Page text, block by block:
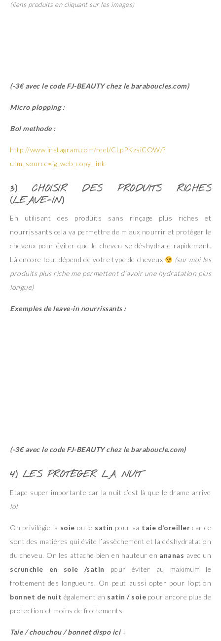
(liens produits en cliquant sur les images)
(-3€ avec le code FJ-BEAUTY chez le baraboucles.com)
Micro plopping :
Bol methode :
http://www.instagram.com/reel/CLpPKzsiCOW/?
utm_source=ig_web_copy_link
3) CHOISIR DES PRODUITS RICHES
(LEAVE-IN)
En utilisant des produits sans rinçage plus riches et
nourrissants cela va permettre de mieux nourrir et protéger le
cheveux pour éviter que le cheveu se déshydrate rapidement.
Là encore tout dépend de votre type de cheveux
(sur moi les
produits plus riche me permettent d’avoir une hydratation plus
longue)
Exemples de leave-in nourrissants :
(-3€ avec le code FJ-BEAUTY chez le baraboucle.com)
4) LES PROTÉGER LA NUIT
Etape super importante car la nuit c’est là que le drame arrive
lol
On privilégie la soie ou le satin pour sa taie d’oreiller car ce
sont des matières qui évite l’assèchement et la déshydratation
du cheveu. On les attache bien en hauteur en ananas avec un
scrunchie en soie /satin pour éviter au maximum le
frottement des longueurs. On peut aussi opter pour l’option
bonnet de nuit également en satin / soie pour encore plus de
protection et moins de frottements.
Taie / chouchou / bonnet dispo ici ↓